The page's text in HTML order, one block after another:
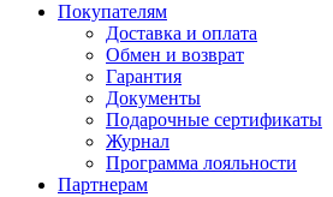
Покупателям
Доставка и оплата
Обмен и возврат
Гарантия
Документы
Подарочные сертификаты
Журнал
Программа лояльности
Партнерам